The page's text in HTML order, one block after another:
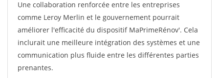
Une collaboration renforcée entre les entreprises
comme Leroy Merlin et le gouvernement pourrait
améliorer l'efficacité du dispositif MaPrimeRénov'. Cela
inclurait une meilleure intégration des systèmes et une
communication plus fluide entre les différentes parties
prenantes.